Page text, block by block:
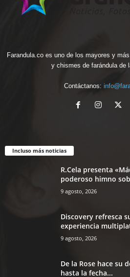
Farandula.co es uno de los mayores y
y chismes de farándula de
Contáctanos:
Incluso más noticias
R.Cela presenta
poderoso himno
9 agosto, 2026
Discovery refresca
experiencia
9 agosto, 2026
De la Rose hace su
hasta la fecha...